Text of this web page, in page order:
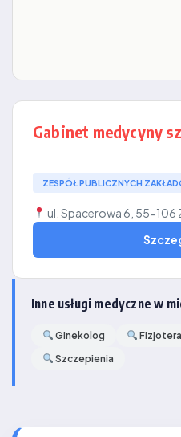
Gabinet medycyny
ZESPÓŁ PUBLICZNYCH
ul. Spacerowa 6, 55-106
Inne usługi medyczne w
Ginekolog
Szczepienia